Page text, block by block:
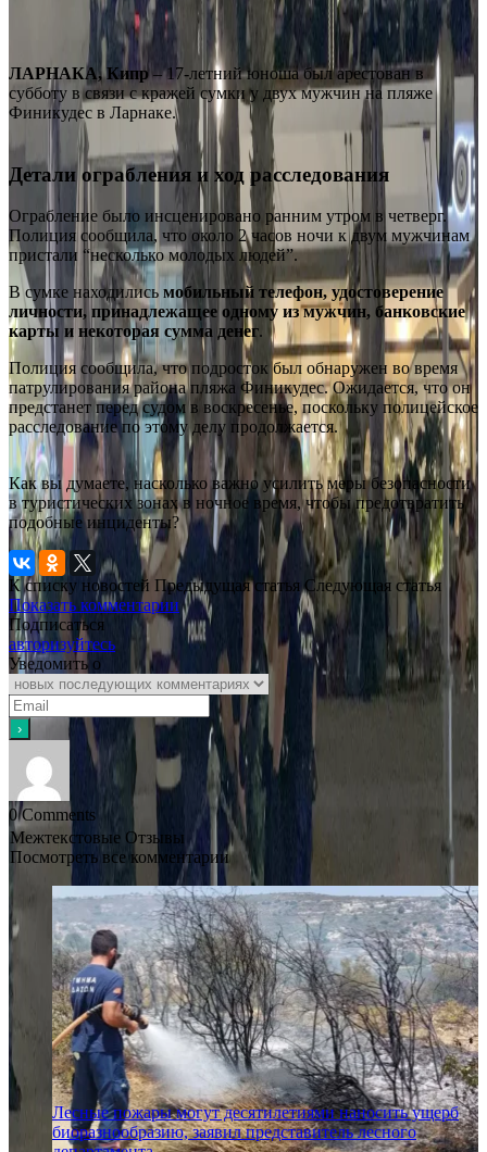
ЛАРНАКА, Кипр– 17-летний юноша был арестован в
субботу в связи с кражей сумки у двух мужчин на пляже
Финикудес в Ларнаке.
Детали ограбления и ход расследования
Ограбление было инсценировано ранним утром в четверг.
Полиция сообщила, что около 2 часов ночи к двум мужчинам
пристали “несколько молодых людей”.
В сумке находились мобильный телефон, удостоверение
личности, принадлежащее одному из мужчин, банковские
карты и некоторая сумма денег.
Полиция сообщила, что подросток был обнаружен во время
патрулирования района пляжа Финикудес. Ожидается, что он
предстанет перед судом в воскресенье, поскольку полицейское
расследование по этому делу продолжается.
Как вы думаете, насколько важно усилить меры безопасности
в туристических зонах в ночное время, чтобы предотвратить
подобные инциденты?
К списку новостей Предыдущая статья Следующая статья
Показать комментарии
Подписаться
авторизуйтесь
Уведомить о
0Comments
Межтекстовые Отзывы
Посмотреть все комментарии
Лесные пожары могут десятилетиями наносить ущерб
биоразнообразию, заявил представитель лесного